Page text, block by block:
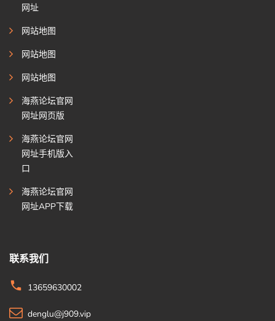
网址
网站地图
网站地图
网站地图
海燕论坛官网
网址网页版
海燕论坛官网
网址手机版入
口
海燕论坛官网
网址APP下载
联系我们
13659630002
denglu@j909.vip